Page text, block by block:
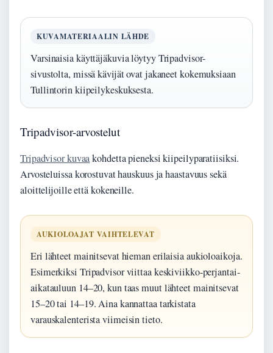
KUVAMATERIAALIN LÄHDE
Varsinaisia käyttäjäkuvia löytyy Tripadvisor-
sivustolta, missä kävijät ovat jakaneet kokemuksiaan
Tullintorin kiipeilykeskuksesta.
Tripadvisor-arvostelut
Tripadvisor kuvaakohdetta pieneksi kiipeilyparatiisiksi.
Arvosteluissa korostuvat hauskuus ja haastavuus sekä
aloittelijoille että kokeneille.
AUKIOLOAJAT VAIHTELEVAT
Eri lähteet mainitsevat hieman erilaisia aukioloaikoja.
Esimerkiksi Tripadvisor viittaa keskiviikko-perjantai-
aikatauluun 14–20, kun taas muut lähteet mainitsevat
15–20 tai 14–19. Aina kannattaa tarkistata
varauskalenterista viimeisin tieto.